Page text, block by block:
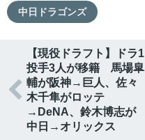
中日ドラゴンズ

【現役ドラフト】ドラ1
投手3人が移籍 馬場皐
輔が阪神→巨人、佐々
木千隼がロッテ
→DeNA、鈴木博志が
中日→オリックス